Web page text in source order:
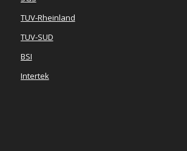
TUV-Rheinland
TUV-SUD
BSI
Intertek